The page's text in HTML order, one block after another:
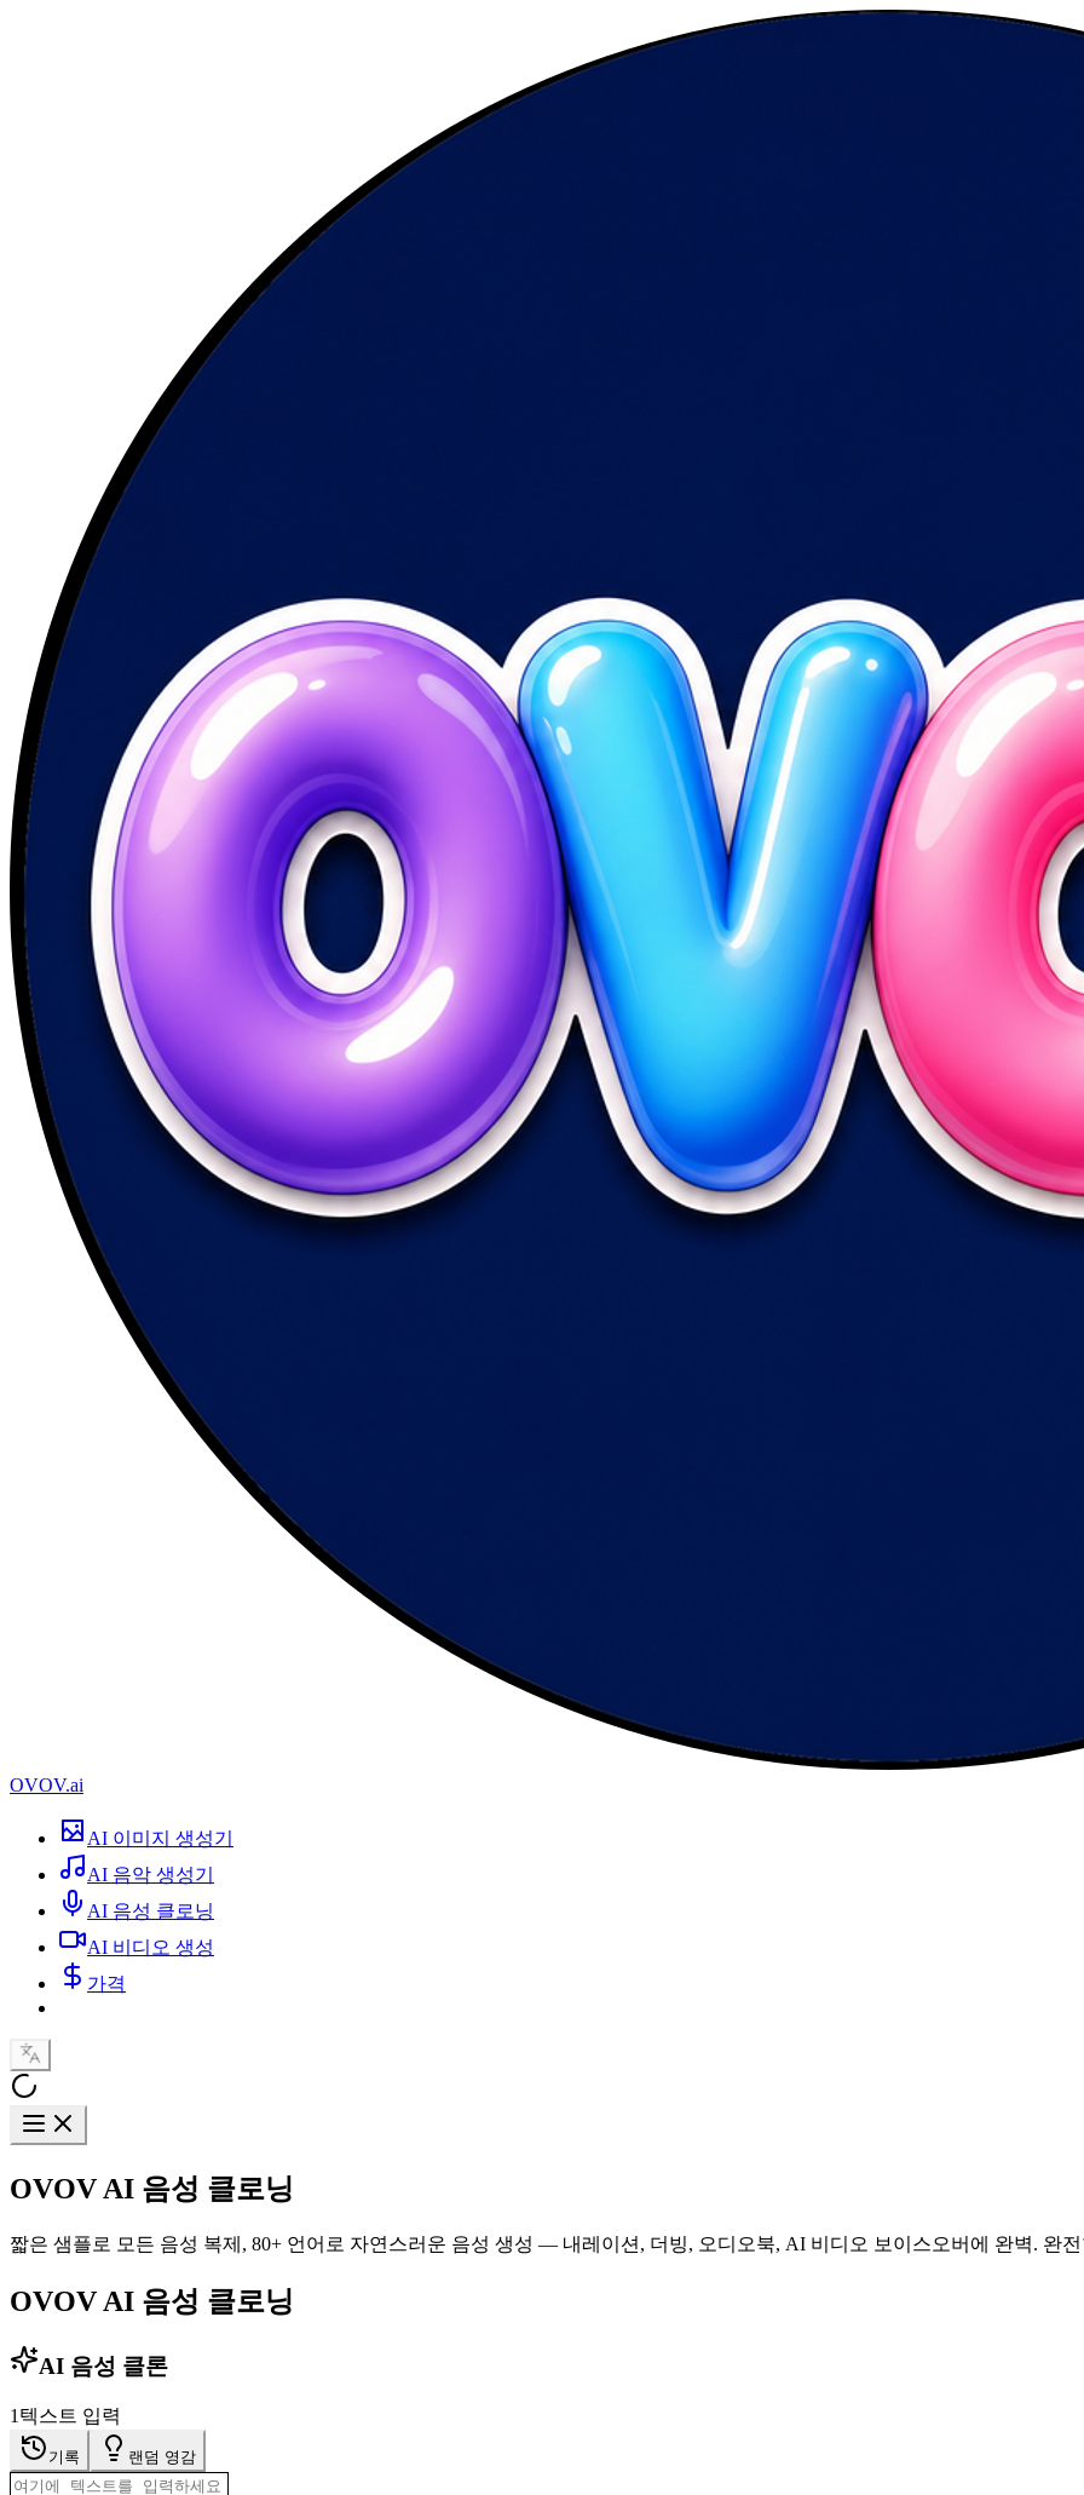
OVOV.ai
AI 이미지 생성기
AI 음악 생성기
AI 음성 클로닝
AI 비디오 생성
가격
OVOV AI 음성 클로닝
짧은 샘플로 모든 음성 복제, 80+ 언어로 자연스러운 음성 생성 — 내레이션, 더빙, 오디오북, AI 비디오 보이스오버에 완벽. 완
OVOV AI 음성 클로닝
AI 음성 클론
1 텍스트 입력
기록 랜덤 영감